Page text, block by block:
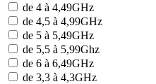
de 4 à 4,49GHz
de 4,5 à 4,99GHz
de 5 à 5,49GHz
de 5,5 à 5,99Ghz
de 6 à 6,49GHz
de 3,3 à 4,3GHz